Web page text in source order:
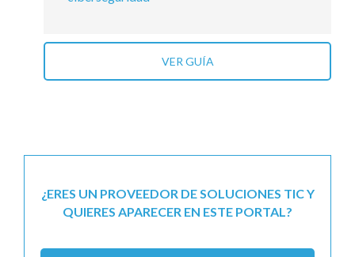
VER GUÍA
¿ERES UN PROVEEDOR DE SOLUCIONES TIC Y
QUIERES APARECER EN ESTE PORTAL?